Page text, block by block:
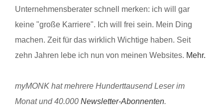
Unternehmensberater schnell merken: ich will gar
keine "große Karriere". Ich will frei sein. Mein Ding
machen. Zeit für das wirklich Wichtige haben. Seit
zehn Jahren lebe ich nun von meinen Websites. Mehr.
myMONK hat mehrere Hunderttausend Leser im
Monat und 40.000 Newsletter-Abonnenten.